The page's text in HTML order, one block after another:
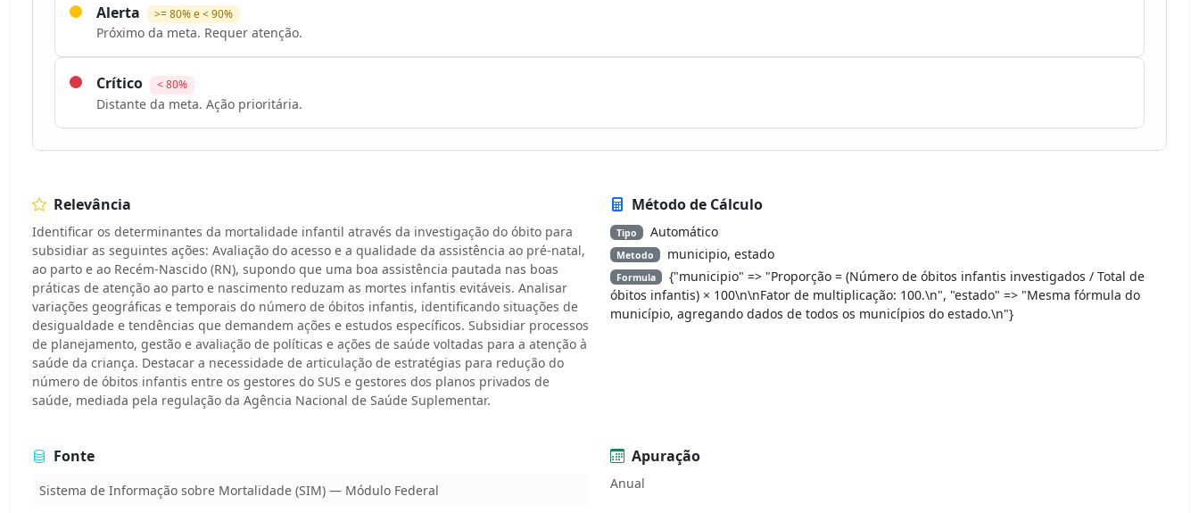
Alerta >= 80% e < 90%
Próximo da meta. Requer atenção.
Crítico < 80%
Distante da meta. Ação prioritária.
Relevância
Identificar os determinantes da mortalidade infantil através da investigação do óbito para
subsidiar as seguintes ações: Avaliação do acesso e a qualidade da assistência ao pré-natal,
ao parto e ao Recém-Nascido (RN), supondo que uma boa assistência pautada nas boas
práticas de atenção ao parto e nascimento reduzam as mortes infantis evitáveis. Analisar
variações geográficas e temporais do número de óbitos infantis, identificando situações de
desigualdade e tendências que demandem ações e estudos específicos. Subsidiar processos
de planejamento, gestão e avaliação de políticas e ações de saúde voltadas para a atenção à
saúde da criança. Destacar a necessidade de articulação de estratégias para redução do
número de óbitos infantis entre os gestores do SUS e gestores dos planos privados de
saúde, mediada pela regulação da Agência Nacional de Saúde Suplementar.
Método de Cálculo
Tipo Automático
Metodo municipio, estado
Formula
{"municipio" => "Proporção = (Número de óbitos infantis investigados / Total de
óbitos infantis) × 100\n\nFator de multiplicação: 100.\n", "estado" => "Mesma fórmula do
município, agregando dados de todos os municípios do estado.\n"}
Fonte
Sistema de Informação sobre Mortalidade (SIM) — Módulo Federal
Apuração
Anual